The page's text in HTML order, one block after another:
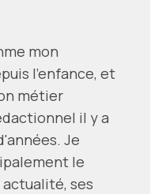
mon
l'enfance, et
métier
il y a
Je
le
ses